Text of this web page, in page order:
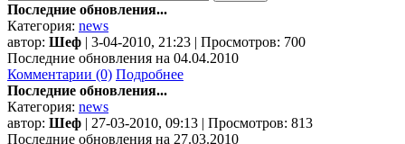
Последние обновления...
Категория: news
автор: Шеф | 3-04-2010, 21:23 | Просмотров: 700
Последние обновления на 04.04.2010
Комментарии (0) Подробнее
Последние обновления...
Категория: news
автор: Шеф | 27-03-2010, 09:13 | Просмотров: 813
Последние обновления на 27.03.2010